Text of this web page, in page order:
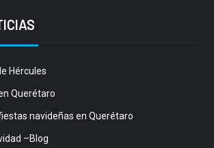
Hércules
Querétaro
navideñas en Querétaro
–Blog